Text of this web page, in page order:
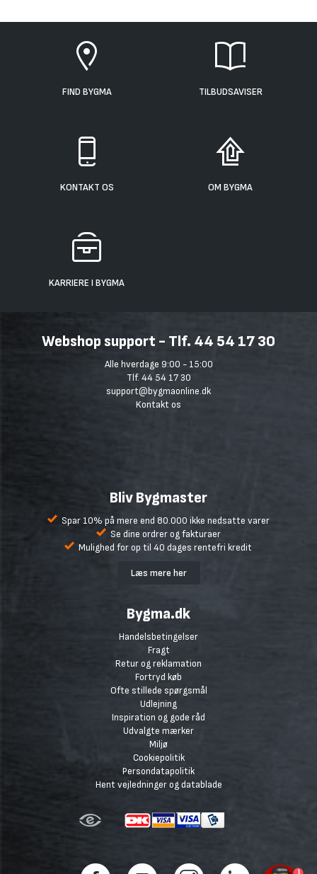
FIND BYGMA TILBUDSAVISER
KONTAKT OS OM BYGMA
KARRIERE I BYGMA
Webshop support - Tlf. 44 54 17 30
Alle hverdage 9:00 - 15:00
Tlf. 44 54 17 30
support@bygmaonline.dk
Kontakt os
Bliv Bygmaster
Spar 10% på mere end 80.000 ikke nedsatte varer
Se dine ordrer og fakturaer
Mulighed for op til 40 dages rentefri kredit
Læs mere her
Bygma.dk
Handelsbetingelser
Fragt
Retur og reklamation
Fortryd køb
Ofte stillede spørgsmål
Udlejning
Inspiration og gode råd
Udvalgte mærker
Miljø
Cookiepolitik
Persondatapolitik
Hent vejledninger og datablade